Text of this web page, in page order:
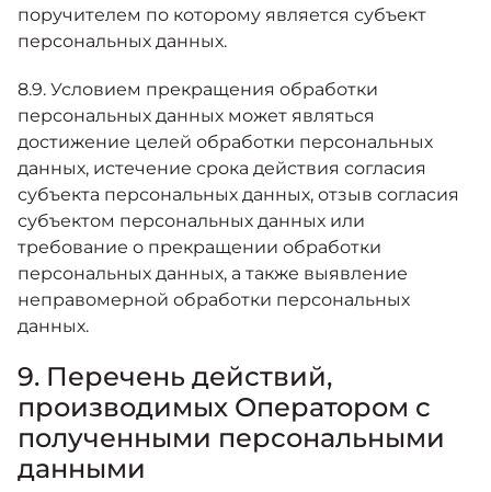
поручителем по которому является субъект
персональных данных.
8.9. Условием прекращения обработки
персональных данных может являться
достижение целей обработки персональных
данных, истечение срока действия согласия
субъекта персональных данных, отзыв согласия
субъектом персональных данных или
требование о прекращении обработки
персональных данных, а также выявление
неправомерной обработки персональных
данных.
9. Перечень действий,
производимых Оператором с
полученными персональными
данными